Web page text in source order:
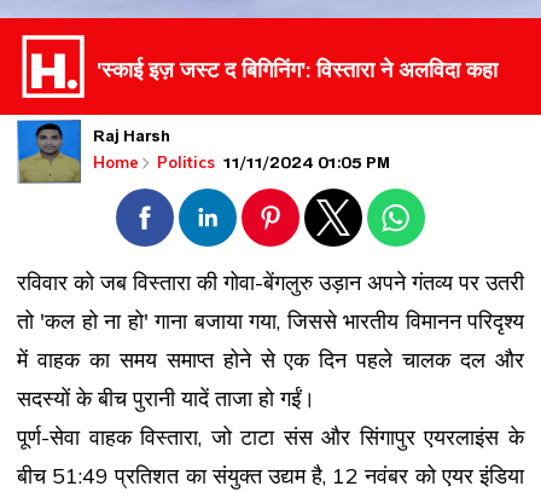
'स्काई इज़ जस्ट द बिगिनिंग': विस्तारा ने अलविदा कहा
Raj Harsh
Home Politics 11/11/2024 01:05 PM
रविवार को जब विस्तारा की गोवा-बेंगलुरु उड़ान अपने गंतव्य पर उतरी
तो 'कल हो ना हो' गाना बजाया गया, जिससे भारतीय विमानन परिदृश्य
में वाहक का समय समाप्त होने से एक दिन पहले चालक दल और
सदस्यों के बीच पुरानी यादें ताजा हो गईं।
पूर्ण-सेवा वाहक विस्तारा, जो टाटा संस और सिंगापुर एयरलाइंस के
बीच 51:49 प्रतिशत का संयुक्त उद्यम है, 12 नवंबर को एयर इंडिया